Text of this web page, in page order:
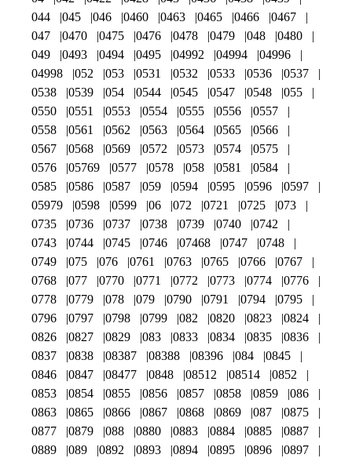
044
045 046 0460 0463 0465 0466
0467
047
0470 0475 0476 0478 0479 048
0480
049
0493 0494 0495 04992 04994
04996
04998
052 053 0531 0532 0533 0536
0537
0538
0539 054 0544 0545 0547 0548
055
0550
0551 0553 0554 0555 0556
0557
0558
0561 0562 0563 0564 0565
0566
0567
0568 0569 0572 0573 0574
0575
0576
05769 0577 0578 058 0581
0584
0585
0586 0587 059 0594 0595 0596
0597
05979
0598 0599 06 072 0721 0725
073
0735
0736 0737 0738 0739 0740
0742
0743
0744 0745 0746 07468 0747
0748
0749
075 076 0761 0763 0765 0766
0767
0768
077 0770 0771 0772 0773 0774
0776
0778
0779 078 079 0790 0791 0794
0795
0796
0797 0798 0799 082 0820 0823
0824
0826
0827 0829 083 0833 0834 0835
0836
0837
0838 08387 08388 08396 084
0845
0846
0847 08477 0848 08512 08514
0852
0853
0854 0855 0856 0857 0858 0859
086
0863
0865 0866 0867 0868 0869 087
0875
0877
0879 088 0880 0883 0884 0885
0887
0889
089 0892 0893 0894 0895 0896
0897